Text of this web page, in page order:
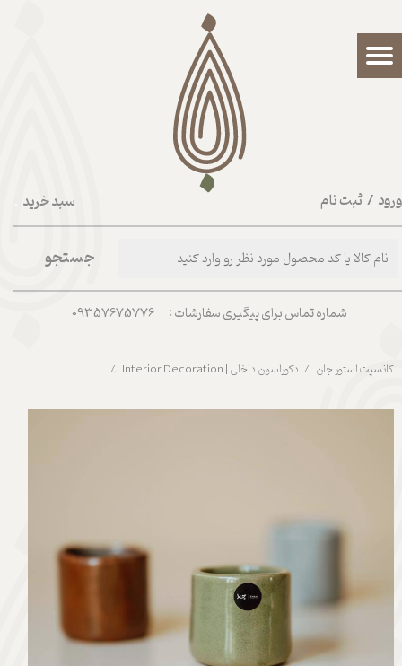
سبد خرید / ثبت نام
حساب کاربری من
تغییر گذر واژه
شماره تماس برای پیگیری سفارشات : 09357675776
جستجو
کانسپت استور جان دکوراسون داخلی | Interior Decoration